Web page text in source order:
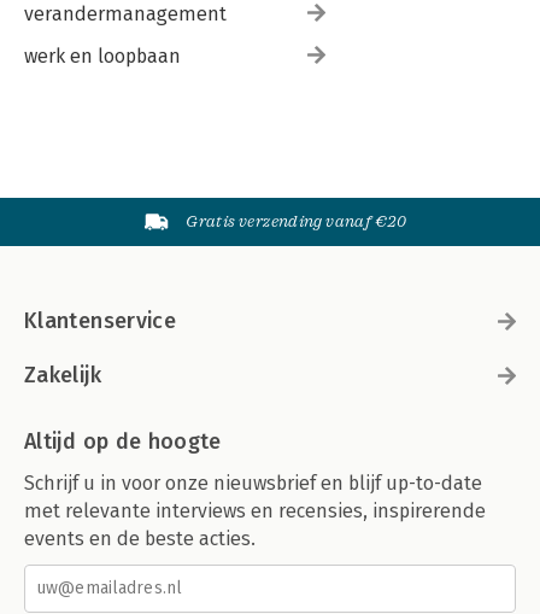
verandermanagement
werk en loopbaan
Gratis verzending vanaf €20
Klantenservice
Zakelijk
Altijd op de hoogte
Schrijf u in voor onze nieuwsbrief en blijf up-to-date
met relevante interviews en recensies, inspirerende
events en de beste acties.